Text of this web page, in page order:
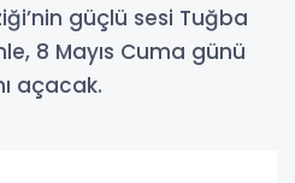
güçlü sesi Tuğba
8 Mayıs Cuma günü
açacak.